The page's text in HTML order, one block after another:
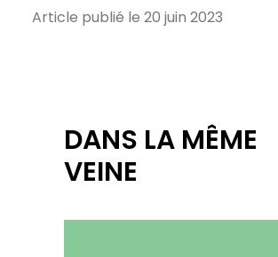
Article publié le 20 juin 2023
DANS LA MÊME
VEINE